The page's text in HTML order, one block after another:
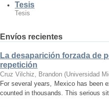
Tesis
Tesis
Envíos recientes
La desaparición forzada de
repetición
Cruz Vilchiz, Brandon (Universidad
For several years, Mexico has been
counted in thousands. This serious